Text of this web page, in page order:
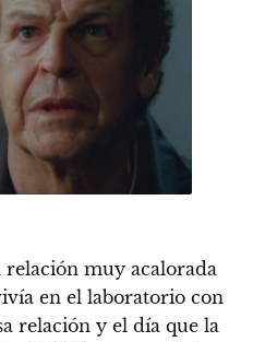
relación muy acalorada
en el laboratorio con
relación y el día que la